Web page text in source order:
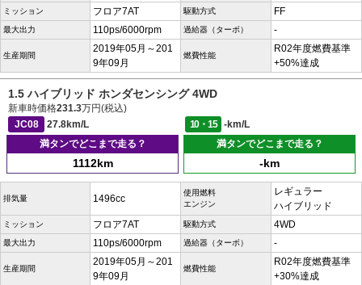
ミッション フロア7AT 駆動方式 FF
最大出力 110ps/6000rpm 過給器（ターボ） -
生産期間
2019年05月～201
9年09月
燃費性能
R02年度燃費基準
+50%達成
1.5 ハイブリッド ホンダセンシング 4WD
新車時価格231.3万円(税込)
JC08
27.8km/L 10・15
-km/L
満タンでどこまで走る？
1112km
満タンでどこまで走る？
-km
排気量 1496cc
使用燃料
エンジン
レギュラー
ハイブリッド
ミッション フロア7AT 駆動方式 4WD
最大出力 110ps/6000rpm 過給器（ターボ） -
生産期間
2019年05月～201
9年09月
燃費性能
R02年度燃費基準
+30%達成